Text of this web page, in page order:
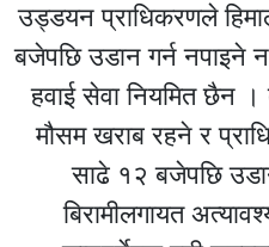
उड्डयन प्राधिकरणले
बजेपछि उडान गर्न नपाइने
हवाई सेवा नियमित छैन ।
मौसम खराब रहने र
साढे १२ बजेपछि
बिरामीलगायत